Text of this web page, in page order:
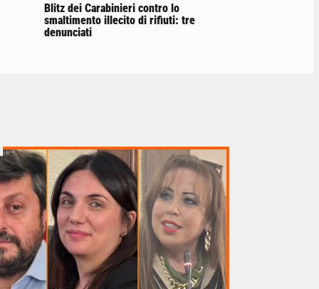
Blitz dei Carabinieri contro lo
smaltimento illecito di rifiuti: tre
denunciati